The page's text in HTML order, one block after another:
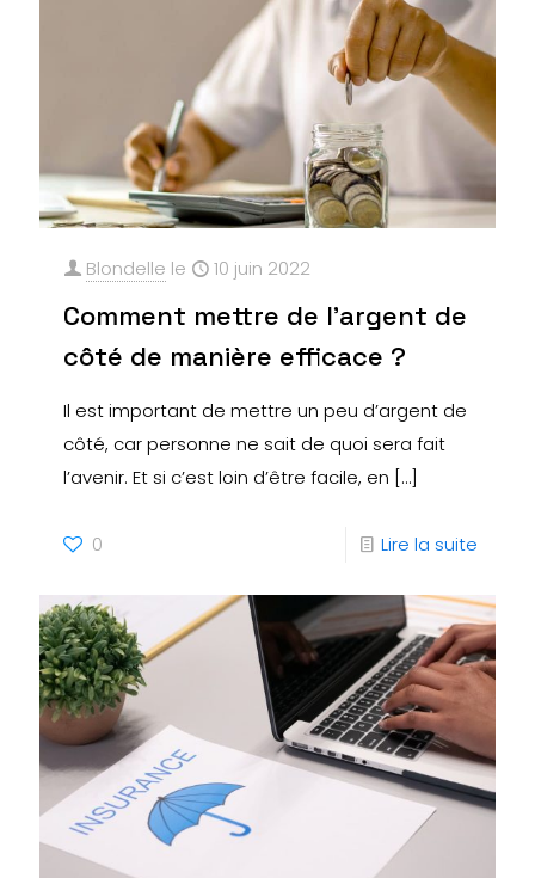
Blondelle le 10 juin 2022
Comment mettre de l’argent de
côté de manière efficace ?
Il est important de mettre un peu d’argent de
côté, car personne ne sait de quoi sera fait
l’avenir. Et si c’est loin d’être facile, en […]
0 Lire la suite